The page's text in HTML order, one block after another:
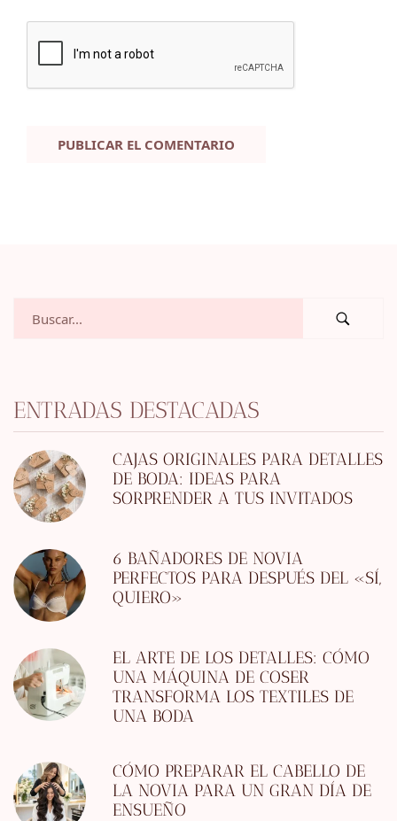
ENTRADAS DESTACADAS
CAJAS ORIGINALES PARA DETALLES
DE BODA: IDEAS PARA
SORPRENDER A TUS INVITADOS
6 BAÑADORES DE NOVIA
PERFECTOS PARA DESPUÉS DEL «SÍ,
QUIERO»
EL ARTE DE LOS DETALLES: CÓMO
UNA MÁQUINA DE COSER
TRANSFORMA LOS TEXTILES DE
UNA BODA
CÓMO PREPARAR EL CABELLO DE
LA NOVIA PARA UN GRAN DÍA DE
ENSUEÑO